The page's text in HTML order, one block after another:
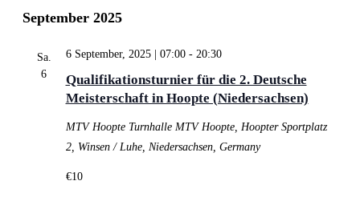
September 2025
Sa.
6
Qualifikationsturnier für die 2. Deutsche
Meisterschaft in Hoopte (Niedersachsen)
6 September, 2025 | 07:00- 20:30
MTV Hoopte Turnhalle MTV Hoopte, Hoopter Sportplatz
2, Winsen / Luhe, Niedersachsen, Germany
€10